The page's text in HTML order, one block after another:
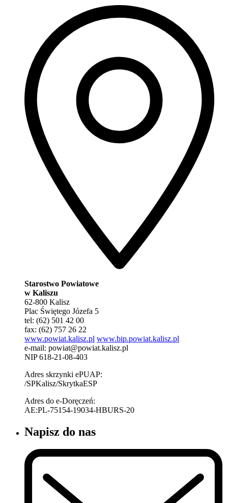
Starostwo Powiatowe
w Kaliszu
62-800 Kalisz
Plac Świętego Józefa 5
tel: (62) 501 42 00
fax: (62) 757 26 22
www.powiat.kalisz.pl www.bip.powiat.kalisz.pl
e-mail: powiat@powiat.kalisz.pl
NIP 618-21-08-403
Adres skrzynki ePUAP:
/SPKalisz/SkrytkaESP
Adres do e-Doręczeń:
AE:PL-75154-19034-HBURS-20
Napisz do nas